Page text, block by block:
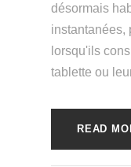
désormais
instantanées,
lorsqu'ils
tablette ou
READ